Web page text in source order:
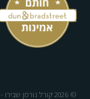
© 2026 קורל נורמן שבירו -